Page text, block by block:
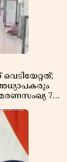
മരണസംഖ്യ 7;